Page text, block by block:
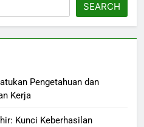
SEARCH
Pengetahuan dan
Kerja
Kunci Keberhasilan